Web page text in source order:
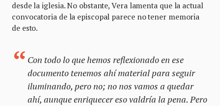
desde la iglesia. No obstante, Vera lamenta que la actual
convocatoria de la episcopal parece no tener memoria
de esto.
Con todo lo que hemos reflexionado en ese
documento tenemos ahí material para seguir
iluminando, pero no; no nos vamos a quedar
ahí, aunque enriquecer eso valdría la pena. Pero